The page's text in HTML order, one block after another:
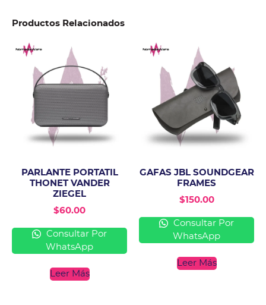
Productos Relacionados
PARLANTE PORTATIL
THONET VANDER
ZIEGEL
$60.00
Consultar Por
WhatsApp
Leer Más
GAFAS JBL SOUNDGEAR
FRAMES
$150.00
Consultar Por
WhatsApp
Leer Más